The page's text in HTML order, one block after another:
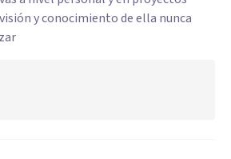
y conocimiento de ella nunca